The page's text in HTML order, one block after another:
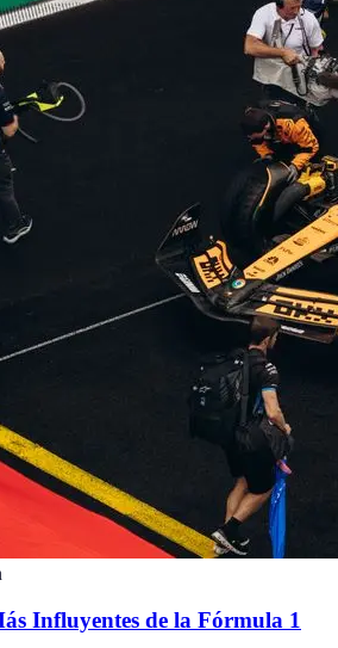
Influyentes de la Fórmula 1